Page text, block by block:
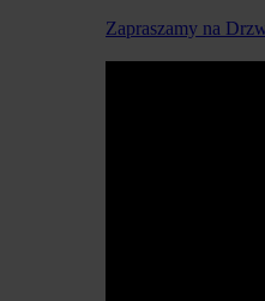
Zapraszamy na